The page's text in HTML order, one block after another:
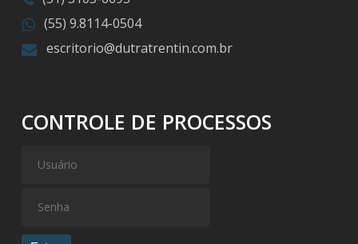
(55) 9.8114-0504
escritorio@dutratrentin.com.br
CONTROLE DE PROCESSOS